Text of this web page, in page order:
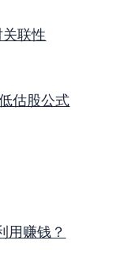
联性
估股公式
用赚钱？